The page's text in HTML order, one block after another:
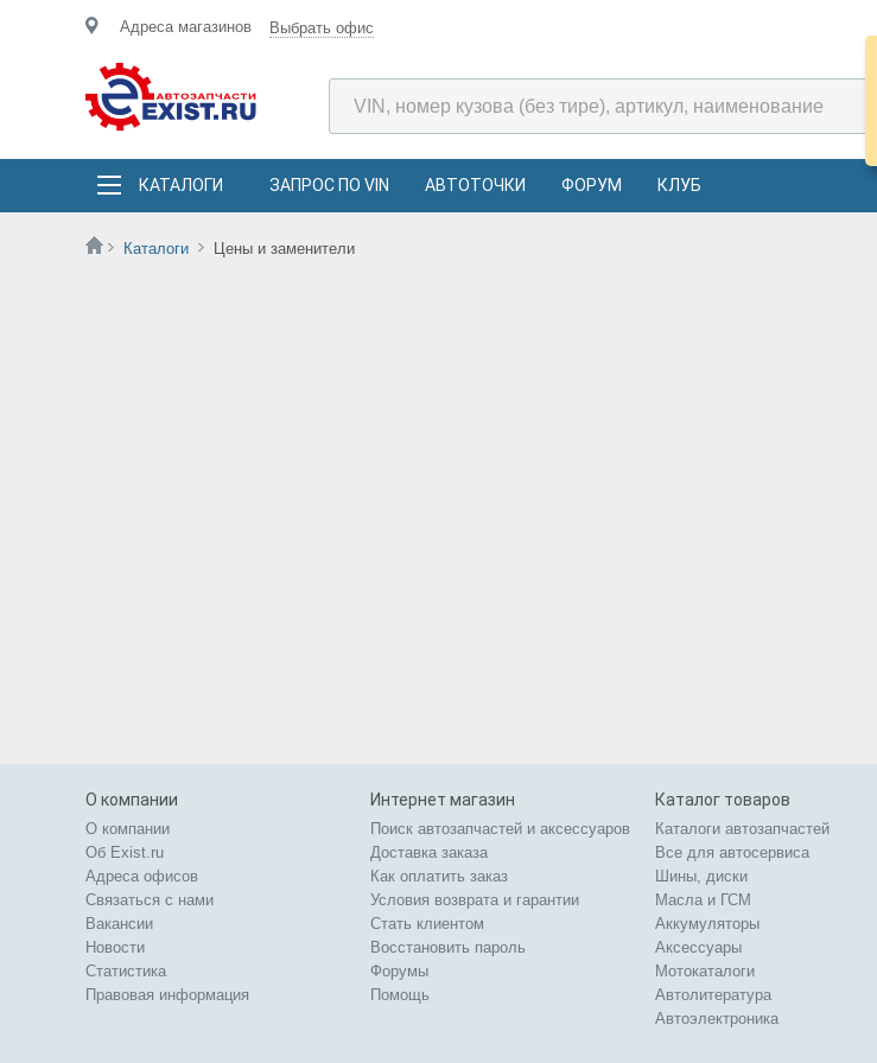
Адреса магазинов Выбрать офис
КАТАЛОГИ ЗАПРОС ПО VIN АВТОТОЧКИ ФОРУМ КЛУБ
Каталоги Цены и заменители
О компании
О компании
Об Exist.ru
Адреса офисов
Связаться с нами
Вакансии
Новости
Статистика
Правовая информация
Интернет магазин
Поиск автозапчастей и аксессуаров
Доставка заказа
Как оплатить заказ
Условия возврата и гарантии
Стать клиентом
Восстановить пароль
Форумы
Помощь
Каталог товаров
Каталоги автозапчастей
Все для автосервиса
Шины, диски
Масла и ГСМ
Аккумуляторы
Аксессуары
Мотокаталоги
Автолитература
Автоэлектроника